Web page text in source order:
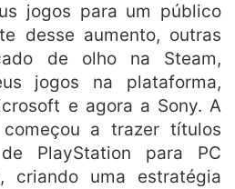
jogos para um público
desse aumento, outras
de olho na Steam,
jogos na plataforma,
e agora a Sony. A
a trazer títulos
PlayStation para PC
criando uma estratégia